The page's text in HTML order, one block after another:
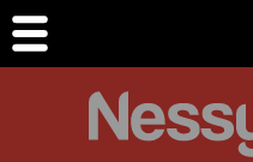
Painel de Gerenciamento de